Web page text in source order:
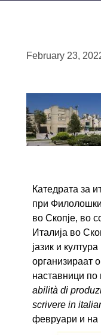
February 23,
Катедрата за
при
во Скопје, во
Италија во
јазик и
организираат
наставници по
abilità di
scrivere in
февруари и на